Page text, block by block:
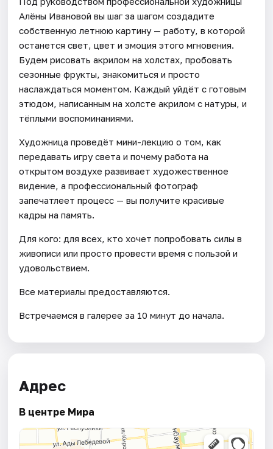
Алёны Ивановой вы шаг за шагом создадите
собственную летнюю картину — работу, в которой
останется свет, цвет и эмоция этого мгновения.
Будем рисовать акрилом на холстах, пробовать
сезонные фрукты, знакомиться и просто
наслаждаться моментом. Каждый уйдёт с готовым
этюдом, написанным на холсте акрилом с натуры, и
тёплыми воспоминаниями.
Художница проведёт мини-лекцию о том, как
передавать игру света и почему работа на
открытом воздухе развивает художественное
видение, а профессиональный фотограф
запечатлеет процесс — вы получите красивые
кадры на память.
Для кого: для всех, кто хочет попробовать силы в
живописи или просто провести время с пользой и
удовольствием.
Все материалы предоставляются.
Встречаемся в галерее за 10 минут до начала.
Адрес
В центре Мира